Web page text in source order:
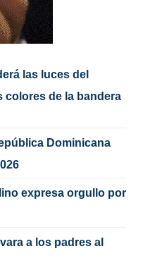
las luces del
colores de la bandera
Dominicana
expresa orgullo por
a los padres al